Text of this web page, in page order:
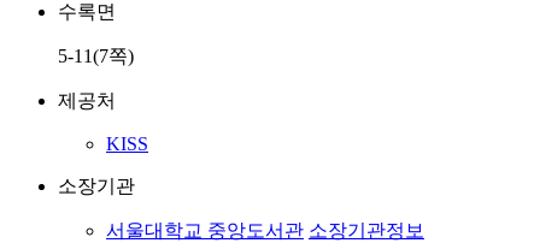
수록면
5-11(7쪽)
제공처
KISS
소장기관
서울대학교 중앙도서관 소장기관정보